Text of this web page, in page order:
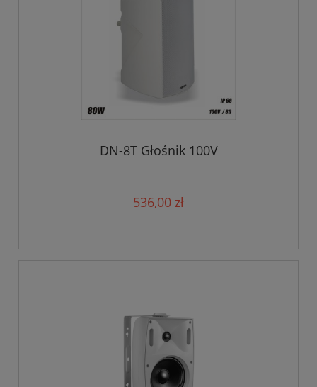
DN-8T Głośnik 100V
536,00 zł